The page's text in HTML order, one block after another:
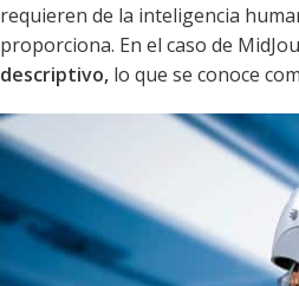
requieren de la inteligencia
proporciona. En el caso de
descriptivo, lo que se conoce